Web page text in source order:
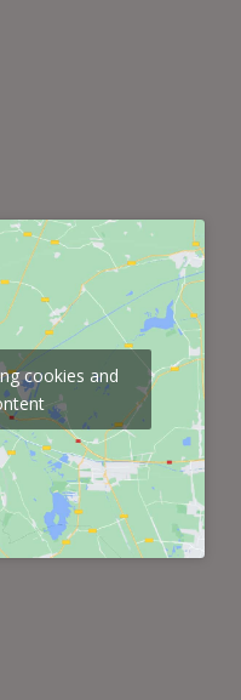
cookies and